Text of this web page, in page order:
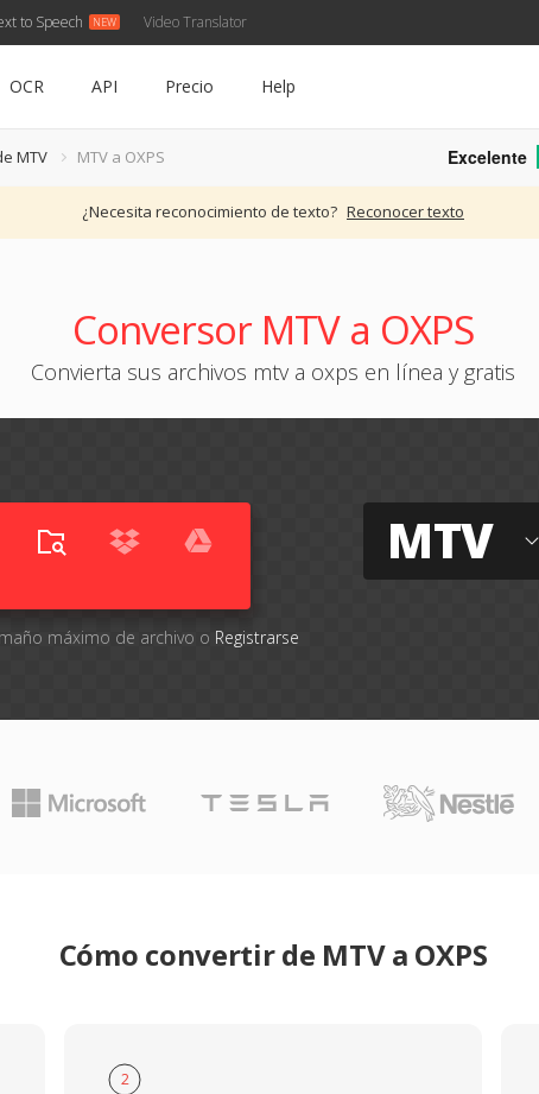
to Speech Video Translator
OCR API Precio Help
MTV MTV a OXPS Excelente
¿Necesita reconocimiento de texto? Reconocer texto
Conversor MTV a OXPS
Convierta sus archivos mtv a oxps en línea y gratis
máximo de archivo o Registrarse
MTV
Cómo convertir de MTV a OXPS
2